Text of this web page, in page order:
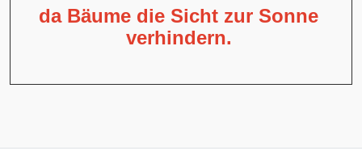
da Bäume die Sicht zur Sonne
verhindern.